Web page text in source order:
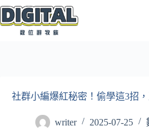
跳
至
社群小編爆紅秘密！偷學這3招
writer 2025-07-25